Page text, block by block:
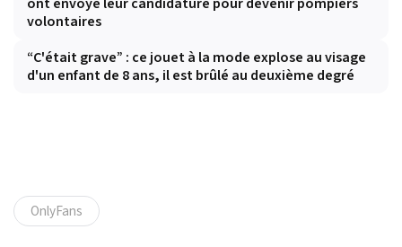
volontaires
“C'était grave” : ce jouet à la mode explose au visage
d'un enfant de 8 ans, il est brûlé au deuxième degré
OnlyFans